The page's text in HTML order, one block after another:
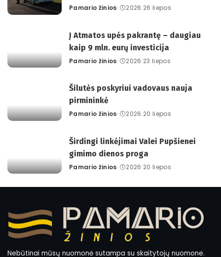
Posted
Pamario žinios 2026 26 liepos
Į Atmatos upės pakrantę – daugiau
kaip 9 mln. eurų investicija
Posted
Pamario žinios 2026 23 liepos
Šilutės poskyriui vadovaus nauja
pirmininkė
Posted
Pamario žinios 2026 20 liepos
Širdingi linkėjimai Valei Pupšienei
gimimo dienos proga
Posted
Pamario žinios 2026 20 liepos
Nebūtinai mūsų nuomonė sutampa su skaitytojų nuomone.